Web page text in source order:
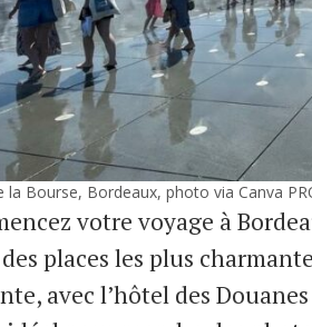
la Bourse, Bordeaux, photo via Canva
votre voyage à
places les plus
avec l’hôtel des